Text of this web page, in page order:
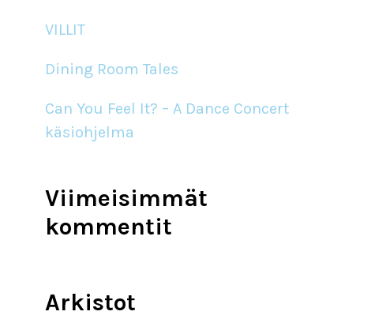
VILLIT
Dining Room Tales
Can You Feel It? – A Dance Concert
käsiohjelma
Viimeisimmät
kommentit
Arkistot